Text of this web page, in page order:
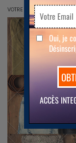
VOTRE ESPACE PUBLICITAIRE